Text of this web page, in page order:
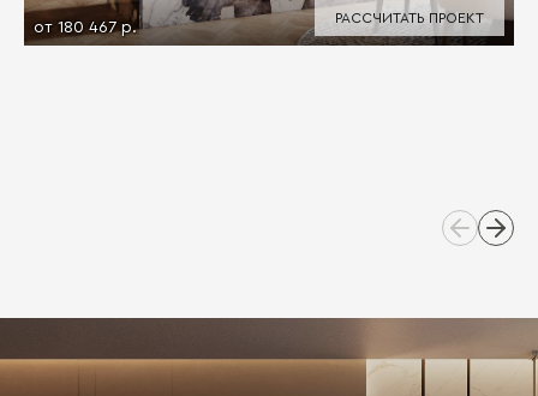
от 180 467 р.
РАССЧИТАТЬ ПРОЕКТ